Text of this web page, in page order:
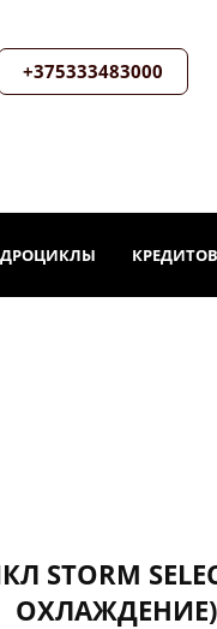
+375333483000
STORM